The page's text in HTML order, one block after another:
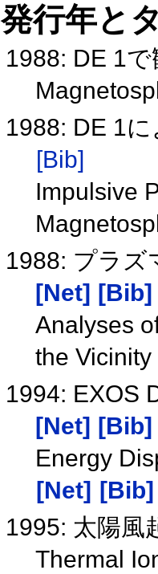
発行年と
1988: DE 1
1988: DE 1
[Bib]
Impulsive
1988: プラズ
[Net] [Bib]
Analyses
the
1994: EXOS
[Net] [Bib]
Energy
[Net]
[Bib]
1995: 太陽風
Thermal